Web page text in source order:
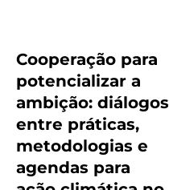
Cooperação para
potencializar a
ambição: diálogos
entre práticas,
metodologias e
agendas para